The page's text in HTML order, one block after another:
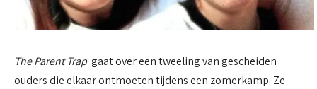
The Parent Trap gaat over een tweeling van gescheiden
ouders die elkaar ontmoeten tijdens een zomerkamp. Ze